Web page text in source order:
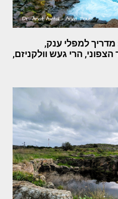
למפלי ענק,
הרי געש וולקניזם,